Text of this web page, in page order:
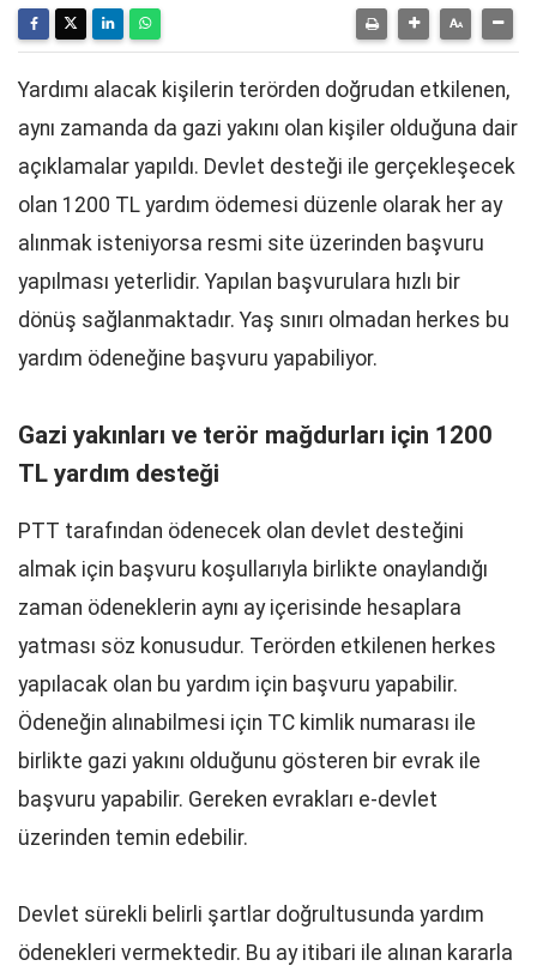
Yardımı alacak kişilerin terörden doğrudan etkilenen,
aynı zamanda da gazi yakını olan kişiler olduğuna dair
açıklamalar yapıldı. Devlet desteği ile gerçekleşecek
olan 1200 TL yardım ödemesi düzenle olarak her ay
alınmak isteniyorsa resmi site üzerinden başvuru
yapılması yeterlidir. Yapılan başvurulara hızlı bir
dönüş sağlanmaktadır. Yaş sınırı olmadan herkes bu
yardım ödeneğine başvuru yapabiliyor.
Gazi yakınları ve terör mağdurları için 1200
TL yardım desteği
PTT tarafından ödenecek olan devlet desteğini
almak için başvuru koşullarıyla birlikte onaylandığı
zaman ödeneklerin aynı ay içerisinde hesaplara
yatması söz konusudur. Terörden etkilenen herkes
yapılacak olan bu yardım için başvuru yapabilir.
Ödeneğin alınabilmesi için TC kimlik numarası ile
birlikte gazi yakını olduğunu gösteren bir evrak ile
başvuru yapabilir. Gereken evrakları e-devlet
üzerinden temin edebilir.
Devlet sürekli belirli şartlar doğrultusunda yardım
ödenekleri vermektedir. Bu ay itibari ile alınan kararla